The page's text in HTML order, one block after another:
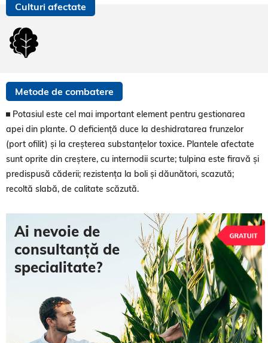
Culturi afectate
Metode de combatere
Potasiul este cel mai important element pentru gestionarea
apei din plante. O deficiență duce la deshidratarea frunzelor
(port ofilit) și la creșterea substanțelor toxice. Plantele afectate
sunt oprite din creștere, cu internodii scurte; tulpina este firavă și
predispusă căderii; rezistența la boli și dăunători, scazută;
recoltă slabă, de calitate scăzută.
Ai nevoie de
consultanță de
specialitate?